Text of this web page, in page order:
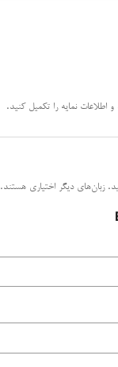
اطلاعات نمایه را تکمیل کنید.
زبان‌های دیگر اختیاری هستند.